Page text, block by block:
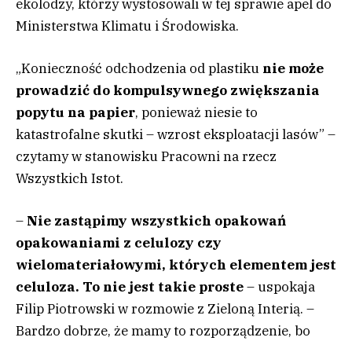
ekolodzy, którzy wystosowali w tej sprawie apel do
Ministerstwa Klimatu i Środowiska.
„Konieczność odchodzenia od plastiku nie może
prowadzić do kompulsywnego zwiększania
popytu na papier, ponieważ niesie to
katastrofalne skutki – wzrost eksploatacji lasów” –
czytamy w stanowisku Pracowni na rzecz
Wszystkich Istot.
– Nie zastąpimy wszystkich opakowań
opakowaniami z celulozy czy
wielomateriałowymi, których elementem jest
celuloza. To nie jest takie proste– uspokaja
Filip Piotrowski w rozmowie z Zieloną Interią. –
Bardzo dobrze, że mamy to rozporządzenie, bo